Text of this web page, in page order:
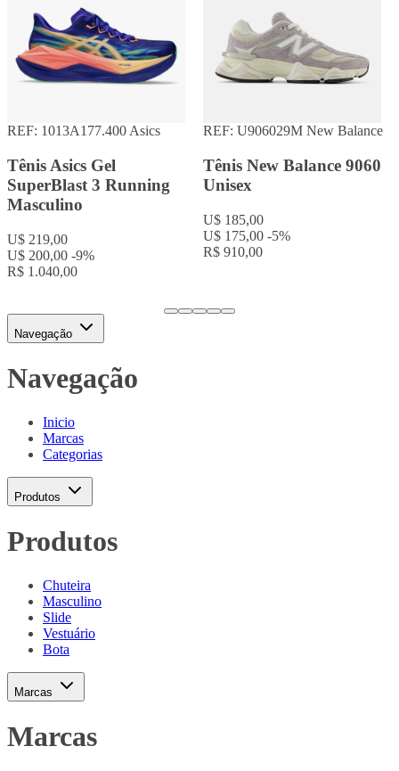
REF: 1013A177.400 Asics
Tênis Asics Gel
SuperBlast 3 Running
Masculino
U$ 219,00
U$ 200,00 -9%
R$ 1.040,00
REF: U906029M New Balance
Tênis New Balance 9060
Unisex
U$ 185,00
U$ 175,00 -5%
R$ 910,00
Navegação
Navegação
Inicio
Marcas
Categorias
Produtos
Produtos
Chuteira
Masculino
Slide
Vestuário
Bota
Marcas
Marcas